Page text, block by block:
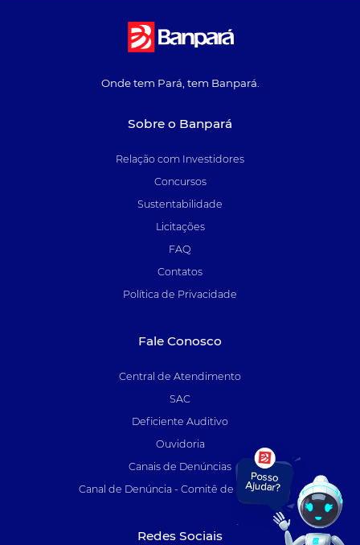
Onde tem Pará, tem Banpará.
Sobre o Banpará
Relação com Investidores
Concursos
Sustentabilidade
Licitações
FAQ
Contatos
Política de Privacidade
Fale Conosco
Central de Atendimento
SAC
Deficiente Auditivo
Ouvidoria
Canais de Denúncias
Canal de Denúncia - Comitê de Auditoria
Redes Sociais